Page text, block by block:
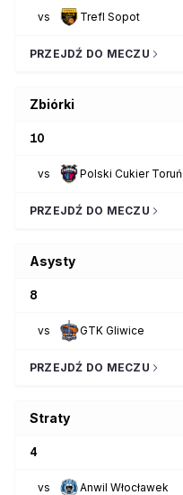
vs Trefl Sopot
PRZEJDŹ DO MECZU
Zbiórki
10
vs Polski Cukier Toruń
PRZEJDŹ DO MECZU
Asysty
8
vs GTK Gliwice
PRZEJDŹ DO MECZU
Straty
4
vs Anwil Włocławek